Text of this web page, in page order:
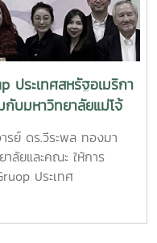
ประเทศสหรัฐอเมริกา
กับมหาวิทยาลัยแม่โจ้
รย์ ดร.วีระพล ทองมา
ลัยและคณะ ให้การ
ประเทศ
กเปลี่ยนองค์ความรู้